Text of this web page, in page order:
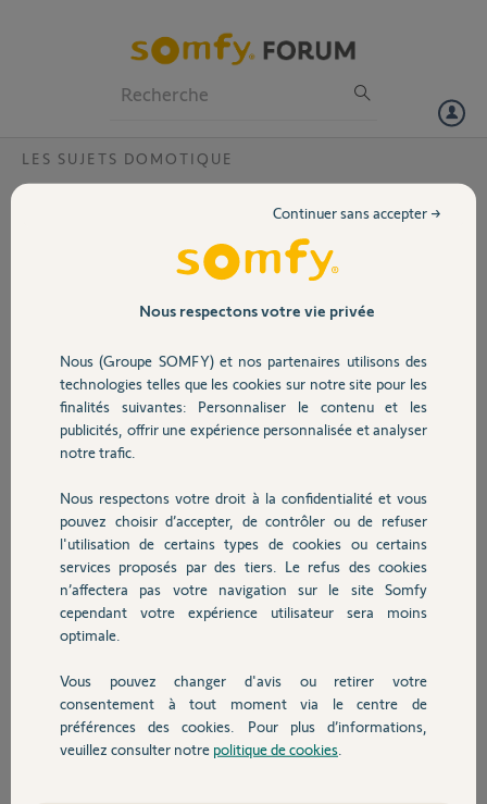
Volet
Sécurité
Domotique
Chauffage
Autres produits
Devis avec un pro
Contact
LES SUJETS DOMOTIQUE
basculement automatique d'une camera en
La maison est équipée de deux cameras SOMFY. Lors de l'arrêt de la
surveillance dans TAHOMA, à n'importe quel moment de la journée,
"vie privée" ?
hubert Q.
il y a presque 6 ans
Participer au fil de discussion
Réponses
protect et que vous arrêter la surveillance dans tahoma ça désactiver
toute la surveillance du site.
Bonne journée.
Nous respectons votre vie privée
Nous (Groupe SOMFY) et nos partenaires utilisons des
technologies telles que les cookies sur notre site pour les
finalités suivantes: Personnaliser le contenu et les
publicités, offrir une expérience personnalisée et analyser
notre trafic.
Nous respectons votre droit à la confidentialité et vous
pouvez choisir d’accepter, de contrôler ou de refuser
l'utilisation de certains types de cookies ou certains
services proposés par des tiers. Le refus des cookies
n’affectera pas votre navigation sur le site Somfy
cependant votre expérience utilisateur sera moins
optimale.
Vous pouvez changer d'avis ou retirer votre
consentement à tout moment via le centre de
préférences des cookies. Pour plus d’informations,
veuillez consulter notre politique de cookies
Continuer sans accepter →